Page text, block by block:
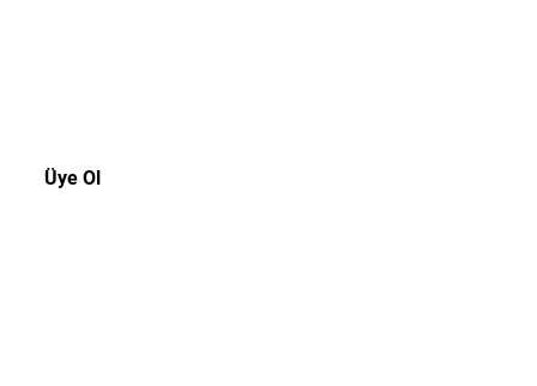
Üye Ol